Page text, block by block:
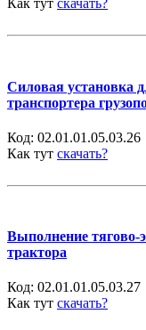
Как тут скачать?
Силовая установка
транспортера
Код: 02.01.01.05.03.26
Как тут скачать?
Выполнение тягово-
трактора
Код: 02.01.01.05.03.27
Как тут скачать?